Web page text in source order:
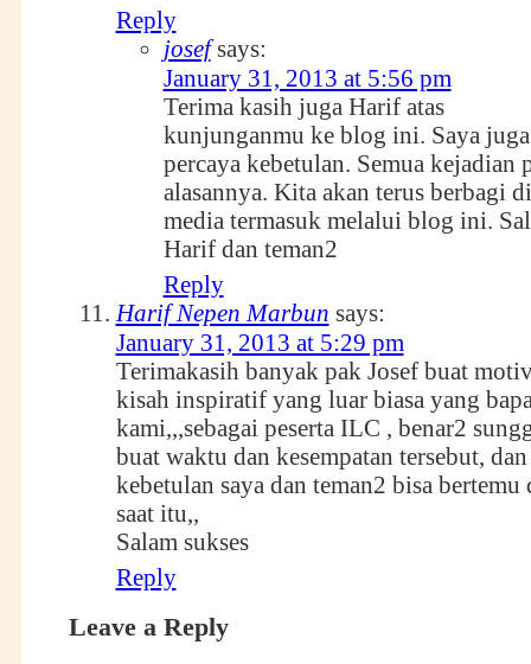
Reply
josef says:
January 31, 2013 at 5:56 pm
Terima kasih juga Harif atas
kunjunganmu ke blog ini. Saya
percaya kebetulan. Semua kejadian
alasannya. Kita akan terus berbagi
media termasuk melalui blog ini.
Harif dan teman2
Reply
Harif Nepen Marbun says:
January 31, 2013 at 5:29 pm
Terimakasih banyak pak Josef buat
kisah inspiratif yang luar biasa yang
kami,,,sebagai peserta ILC , benar2
buat waktu dan kesempatan tersebut,
kebetulan saya dan teman2 bisa bertemu
saat itu,,
Salam sukses
Reply
Leave a Reply